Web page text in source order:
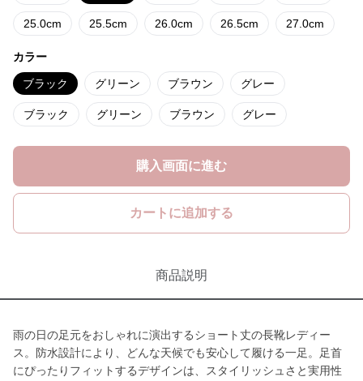
25.0cm 25.5cm 26.0cm 26.5cm 27.0cm
カラー
ブラック グリーン ブラウン グレー
ブラック グリーン ブラウン グレー
購入画面に進む
カートに追加する
商品説明
雨の日の足元をおしゃれに演出するショート丈の長靴レディー
ス。防水設計により、どんな天候でも安心して履ける一足。足首
にぴったりフィットするデザインは、スタイリッシュさと実用性